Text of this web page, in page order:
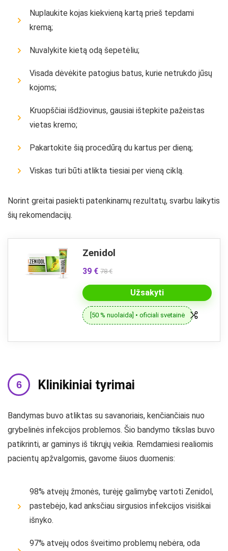
Nuplaukite kojas kiekvieną kartą prieš tepdami
kremą;
Nuvalykite kietą odą šepetėliu;
Visada dėvėkite patogius batus, kurie netrukdo jūsų
kojoms;
Kruopščiai išdžiovinus, gausiai ištepkite pažeistas
vietas kremo;
Pakartokite šią procedūrą du kartus per dieną;
Viskas turi būti atlikta tiesiai per vieną ciklą.
Norint greitai pasiekti patenkinamų rezultatų, svarbu laikytis
šių rekomendacijų.
Zenidol
39 € 78 €
Užsakyti
[50 % nuolaida] • oficiali svetainė
Klinikiniai tyrimai
Bandymas buvo atliktas su savanoriais, kenčiančiais nuo
grybelinės infekcijos problemos. Šio bandymo tikslas buvo
patikrinti, ar gaminys iš tikrųjų veikia. Remdamiesi realiomis
pacientų apžvalgomis, gavome šiuos duomenis:
98% atvejų žmonės, turėję galimybę vartoti Zenidol,
pastebėjo, kad anksčiau sirgusios infekcijos visiškai
išnyko.
97% atvejų odos šveitimo problemų nebėra, oda